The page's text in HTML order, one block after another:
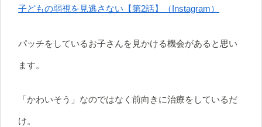
子どもの弱視を見逃さない【第2話】（Instagram）
パッチをしているお子さんを見かける機会があると思い
ます。
「かわいそう」なのではなく前向きに治療をしているだ
け。